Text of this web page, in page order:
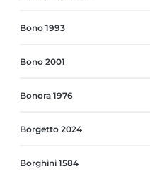
Bono 1993
Bono 2001
Bonora 1976
Borgetto 2024
Borghini 1584